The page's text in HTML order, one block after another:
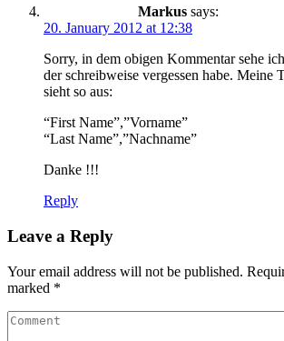
Markus says:
20. January 2012 at 12:38
Sorry, in dem obigen Kommentar sehe
der schreibweise vergessen habe. Meine
sieht so aus:
“First Name”,”Vorname”
“Last Name”,”Nachname”
Danke !!!
Reply
Leave a Reply
Your email address will not be published.
marked *